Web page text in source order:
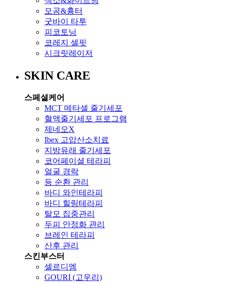
모공&흉터
굿바이 타투
피코토닝
코레지 셀핏
시크릿레이저
SKIN CARE
스페셜케어
MCT 메타셀 줄기세포
혈액줄기세포 프로그램
제네오X
Ibex 고압산소치료
지방유래 줄기세포
코어페이셜 테라피
얼굴 경락
등 순환 관리
바디 와인테라피
바디 힐링테라피
탈모 집중관리
두피 안정화 관리
브레인 테라피
산후 관리
스킨부스터
셀르디엠
GOURI (고우리)